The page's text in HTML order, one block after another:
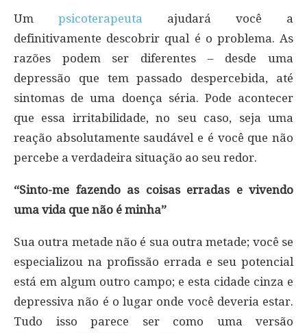
Um psicoterapeuta ajudará você a
definitivamente descobrir qual é o problema. As
razões podem ser diferentes – desde uma
depressão que tem passado despercebida, até
sintomas de uma doença séria. Pode acontecer
que essa irritabilidade, no seu caso, seja uma
reação absolutamente saudável e é você que não
percebe a verdadeira situação ao seu redor.
“Sinto-me fazendo as coisas erradas e vivendo
uma vida que não é minha”
Sua outra metade não é sua outra metade; você se
especializou na profissão errada e seu potencial
está em algum outro campo; e esta cidade cinza e
depressiva não é o lugar onde você deveria estar.
Tudo isso parece ser como uma versão